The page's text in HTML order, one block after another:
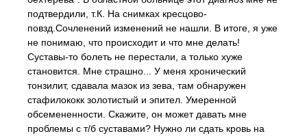
подтвердили, т.К. На снимках кресцово-
повзд.Сочленений изменений не нашли. В итоге, я уже
не понимаю, что происходит и что мне делать!
Суставы-то болеть не перестали, а только хуже
становится. Мне страшно... У меня хронический
тонзилит, сдавала мазок из зева, там обнаружен
стафилококк золотистый и эпител. Умеренной
обсемененности. Скажите, он может давать мне
проблемы с т/б суставами? Нужно ли сдать кровь на